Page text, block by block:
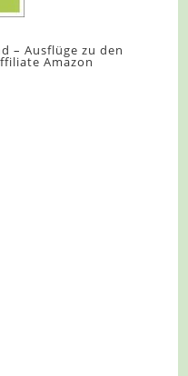
– Ausflüge zu den
Amazon